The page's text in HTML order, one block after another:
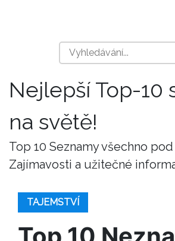
Nejlepší Top-10
na světě!
Top 10 Seznamy všechno
Zajímavosti a užitečné
TAJEMSTVÍ